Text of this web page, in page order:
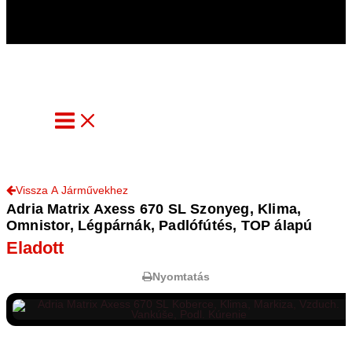
Vissza A Járművekhez
Adria Matrix Axess 670 SL Szonyeg, Klima,
Omnistor, Légpárnák, Padlófútés, TOP álapú
Eladott
Nyomtatás